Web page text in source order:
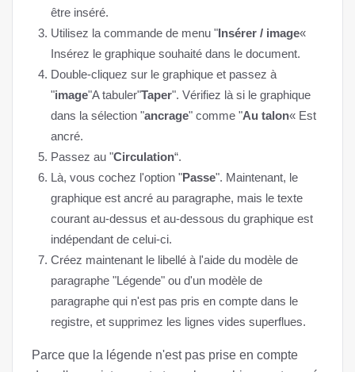
être inséré.
Utilisez la commande de menu "Insérer / image«
Insérez le graphique souhaité dans le document.
Double-cliquez sur le graphique et passez à
"image"A tabuler"Taper". Vérifiez là si le graphique
dans la sélection "ancrage" comme "Au talon« Est
ancré.
Passez au "Circulation“.
Là, vous cochez l'option "Passe". Maintenant, le
graphique est ancré au paragraphe, mais le texte
courant au-dessus et au-dessous du graphique est
indépendant de celui-ci.
Créez maintenant le libellé à l'aide du modèle de
paragraphe "Légende" ou d'un modèle de
paragraphe qui n'est pas pris en compte dans le
registre, et supprimez les lignes vides superflues.
Parce que la légende n'est pas prise en compte